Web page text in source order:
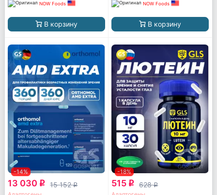
NOW Foods
В корзину
NOW Foods
В корзину
-14%
13 030 q 15 152q
-18%
515 q 628q